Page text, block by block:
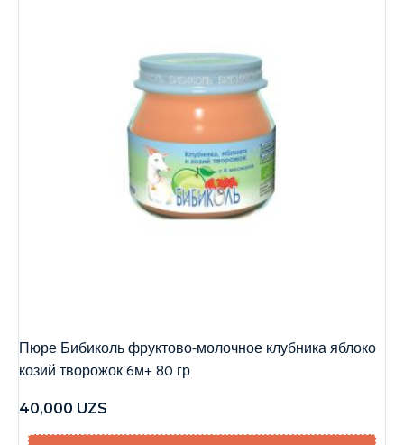
Пюре Бибиколь фруктово-молочное клубника яблоко
козий творожок 6м+ 80 гр
40,000 UZS